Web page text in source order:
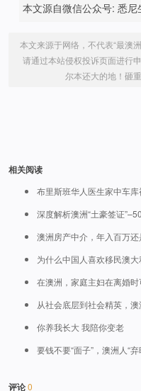
本文源自微信公众号: 悉
本文来源于网络，不代表“最澳
请通过本站侵权投诉页面进行
尔本还大的地！砸
相关阅读
布里斯班华人医生家中车
深度解析澳洲“土豪签证
澳洲房产中介，年入百万还
为什么中国人喜欢移民澳
在澳洲，家庭主妇在离婚
从社会底层到社会精英，
你养我长大 我陪你变老
要钱不要“面子”，澳洲人“
评论0